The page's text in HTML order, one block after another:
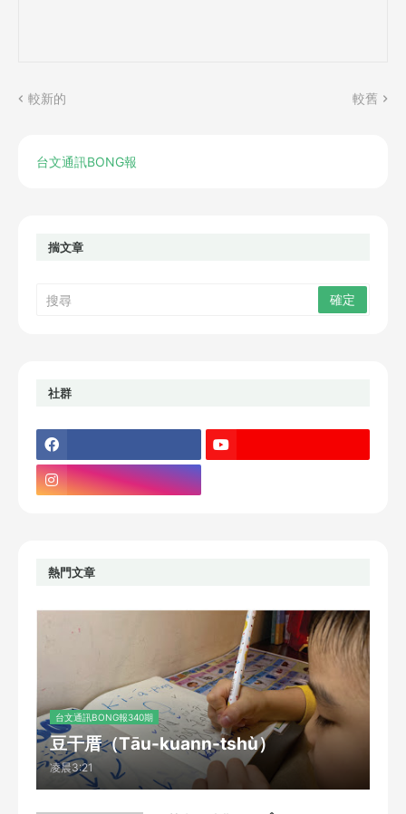
較新的 較舊
台文通訊BONG報
揣文章
社群
熱門文章
台文通訊BONG報340期
豆干厝（Tāu-kuann-tshù）
凌晨3:21